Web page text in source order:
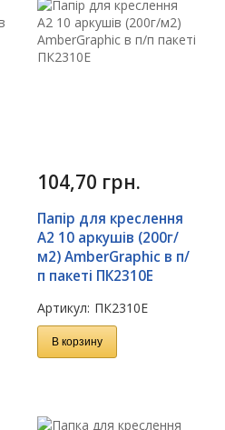
104,70 грн.
Папір для креслення
А2 10 аркушів (200г/
м2) AmberGraphic в п/
п пакеті ПК2310Е
Артикул: ПК2310Е
В корзину